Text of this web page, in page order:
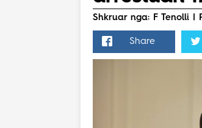
Maqedoni
Shkruar nga: F Tenolli |
Share